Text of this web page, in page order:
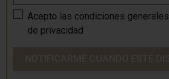
Acepto las condiciones generales
de privacidad